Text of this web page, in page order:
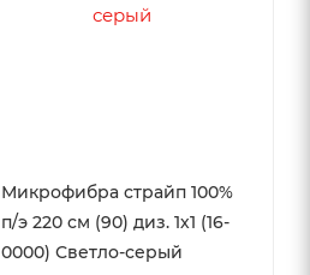
Микрофибра страйп 100%
п/э 220 см (90) диз. 1х1 (16-
0000) Светло-серый